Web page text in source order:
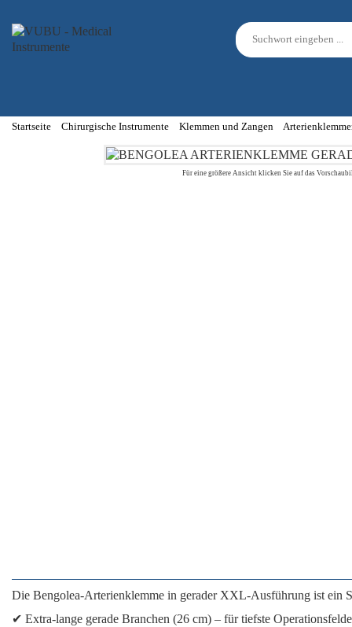
Startseite Chirurgische Instrumente Klemmen und Zangen
Für eine größere Ansicht klicken Sie auf das
Die Bengolea-Arterienklemme in gerader XXL-Ausführung ist ein
✔ Extra-lange gerade Branchen (26 cm) – für tiefste